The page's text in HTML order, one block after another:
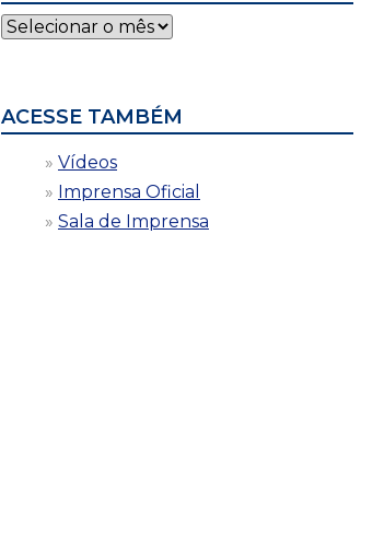
Notícias
por
ACESSE TAMBÉM
Vídeos
Imprensa Oficial
Sala de Imprensa